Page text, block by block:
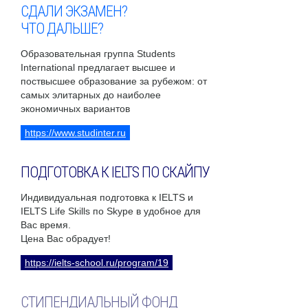
СДАЛИ ЭКЗАМЕН?
ЧТО ДАЛЬШЕ?
Образовательная группа Students
International предлагает высшее и
поствысшее образование за рубежом: от
самых элитарных до наиболее
экономичных вариантов
https://www.studinter.ru
ПОДГОТОВКА К IELTS ПО СКАЙПУ
Индивидуальная подготовка к IELTS и
IELTS Life Skills по Skype в удобное для
Вас время.
Цена Вас обрадует!
https://ielts-school.ru/program/19
СТИПЕНДИАЛЬНЫЙ ФОНД